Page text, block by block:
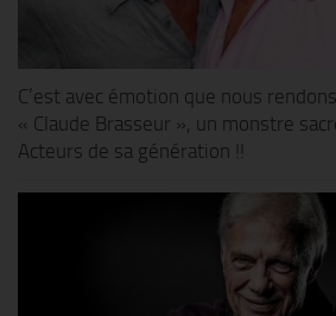
C’est avec émotion que nous
« Claude Brasseur », un monstre
Acteurs de sa génération !!